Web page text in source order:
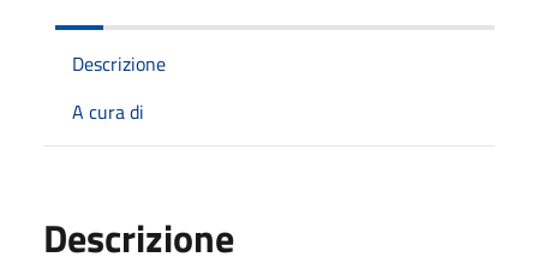
Descrizione
A cura di
Descrizione